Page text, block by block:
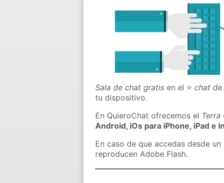
Sala de chat gratis en el ⭐chat de
tu dispositivo.
En QuieroChat ofrecemos el Terra
Android, iOs para iPhone, iPad e
En caso de que accedas desde
reproducen Adobe Flash.